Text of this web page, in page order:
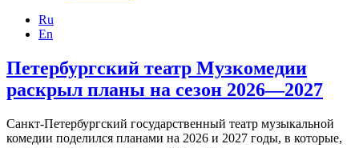
Ru
En
Петербургский театр Музкомедии
раскрыл планы на сезон 2026—2027
Санкт-Петербургский государственный театр музыкальной
комедии поделился планами на 2026 и 2027 годы, в которые,